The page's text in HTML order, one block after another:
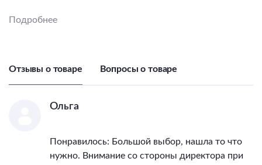
IP, степень
Гарантия, месяцы
Подробнее
Отзывы о товаре Вопросы о товаре
Ольга
Понравилось: Большой выбор, нашла то что
нужно. Внимание со стороны директора при